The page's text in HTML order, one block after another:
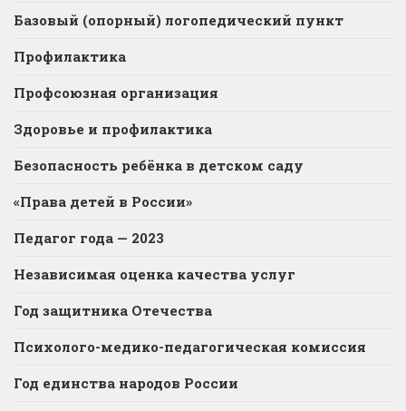
Базовый (опорный) логопедический пункт
Профилактика
Профсоюзная организация
Здоровье и профилактика
Безопасность ребёнка в детском саду
«Права детей в России»
Педагог года — 2023
Независимая оценка качества услуг
Год защитника Отечества
Психолого-медико-педагогическая комиссия
Год единства народов России